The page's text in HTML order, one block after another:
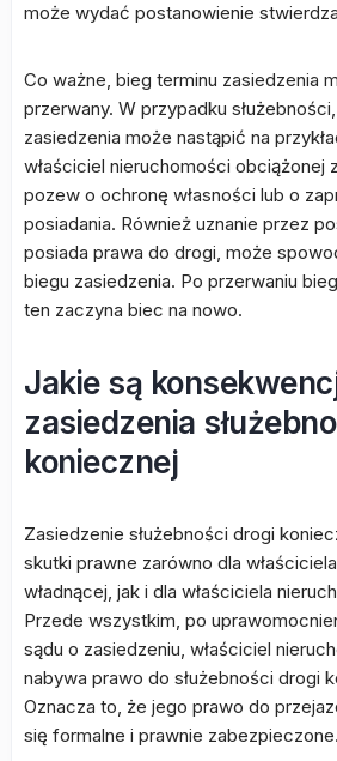
może wydać postanowienie
Co ważne, bieg terminu zasiedzenia
przerwany. W przypadku
zasiedzenia może nastąpić na
właściciel nieruchomości obciążonej
pozew o ochronę własności lub o
posiadania. Również uznanie przez
posiada prawa do drogi, może
biegu zasiedzenia. Po przerwaniu
ten zaczyna biec na nowo.
Jakie są
zasiedzenia
koniecznej
Zasiedzenie służebności drogi
skutki prawne zarówno dla
władnącej, jak i dla właściciela
Przede wszystkim, po
sądu o zasiedzeniu, właściciel
nabywa prawo do służebności drogi
Oznacza to, że jego prawo do
się formalne i prawnie zabezpieczone.